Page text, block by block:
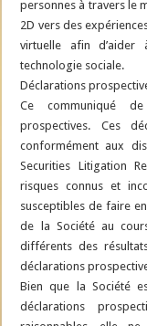
personnes à travers le
2D vers des
virtuelle afin
technologie sociale.
Déclarations
Ce communiqué
prospectives. Ces
conformément aux
Securities Litigation
risques connus et
susceptibles de faire
de la Société au
différents des
déclarations
Bien que la Société
déclarations